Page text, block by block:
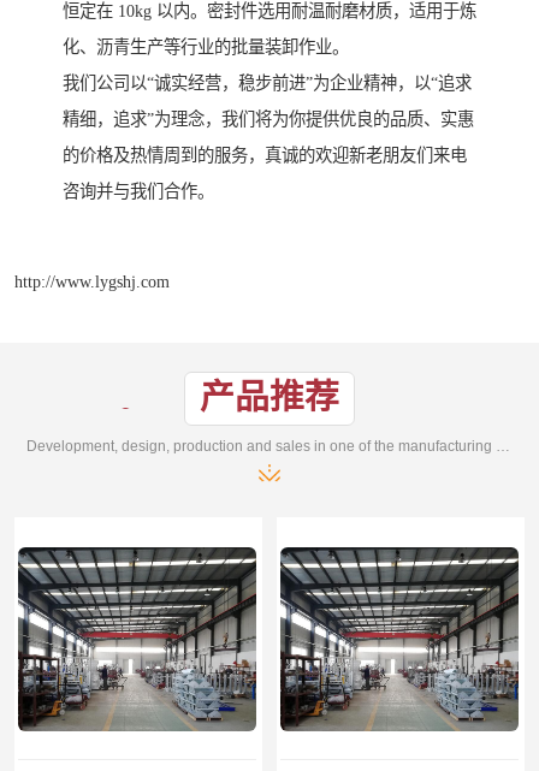
恒定在 10kg 以内。密封件选用耐温耐磨材质，适用于炼
化、沥青生产等行业的批量装卸作业。
我们公司以“诚实经营，稳步前进”为企业精神，以“追求
精细，追求”为理念，我们将为你提供优良的品质、实惠
的价格及热情周到的服务，真诚的欢迎新老朋友们来电
咨询并与我们合作。
http://www.lygshj.com
产品推荐